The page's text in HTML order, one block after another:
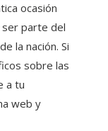
ocasión
parte del
la nación. Si
sobre las
a tu
web y